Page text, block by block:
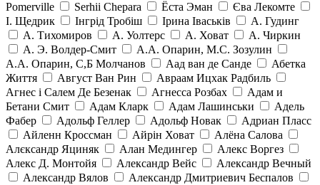
Pomerville
Serhii Chepara Ёста Эман
Єва Лекомте
І. Щедрик
Інгрід Тробіш Ірина Іваськів
А. Гудинг
А. Тихомиров
А. Уолтерс А. Ховат
А. Чиркин
А. Э. Волдер-Смит
А.А. Опарин, М.С. Зозулин
А.А. Опарин, С,Б Молчанов
Аад ван де Санде
Абетка
Життя
Август Ван Рин
Авраам Ицхак Радбиль
Агнес і Салем Де Безенак
Агнесса Розбах
Адам и
Бетани Смит
Адам Кларк Адам Лашинськи
Адель
Фабер
Адольф Геллер Адольф Новак
Адриан Пласс
Айленн Кроссман
Айрін Ховат
Алёна Салова
Алєксандр Яциняк
Алан Медингер
Алекс Воргез
Алекс Д. Монтойя
Александр Вейс
Александр Вечный
Александр Вялов
Александр Дмитриевич Беспалов